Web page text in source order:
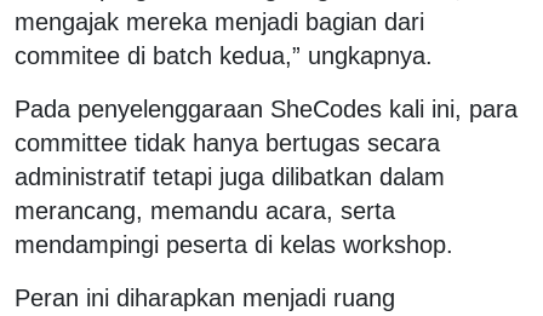
mengajak mereka menjadi bagian dari
commitee di batch kedua,” ungkapnya.
Pada penyelenggaraan SheCodes kali ini, para
committee tidak hanya bertugas secara
administratif tetapi juga dilibatkan dalam
merancang, memandu acara, serta
mendampingi peserta di kelas workshop.
Peran ini diharapkan menjadi ruang